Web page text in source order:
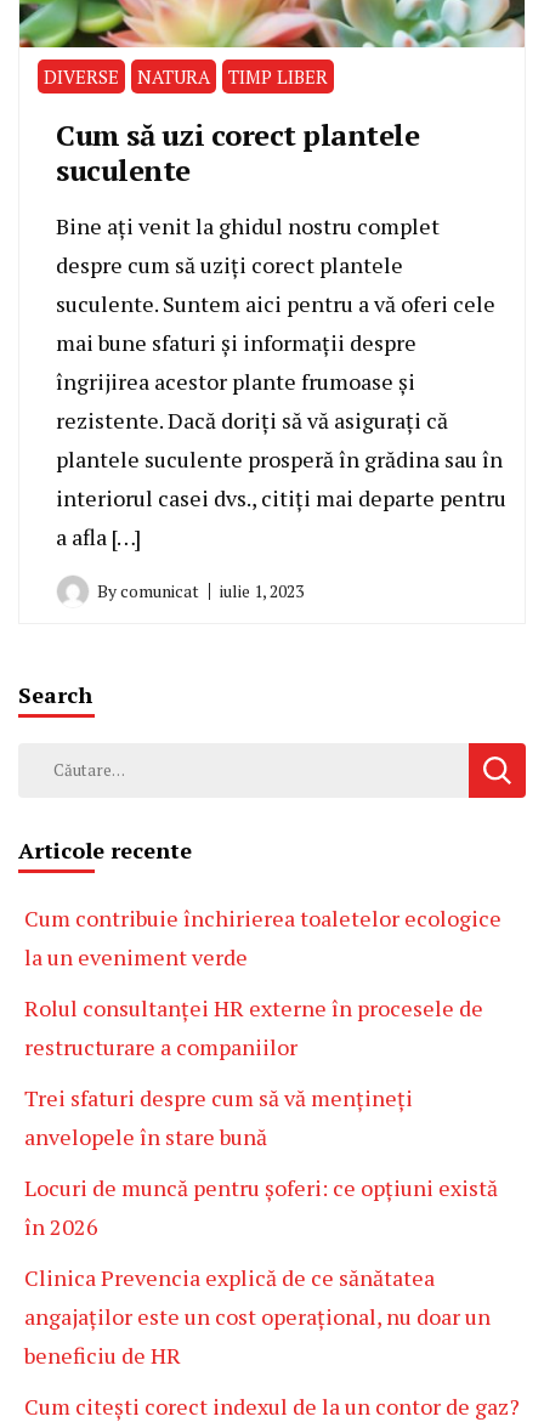
DIVERSE NATURA TIMP LIBER
Cum să uzi corect plantele
suculente
Bine ați venit la ghidul nostru complet
despre cum să uziți corect plantele
suculente. Suntem aici pentru a vă oferi cele
mai bune sfaturi și informații despre
îngrijirea acestor plante frumoase și
rezistente. Dacă doriți să vă asigurați că
plantele suculente prosperă în grădina sau în
interiorul casei dvs., citiți mai departe pentru
a afla […]
Bycomunicat iulie 1, 2023
Search
Caută
Articole recente
Cum contribuie închirierea toaletelor ecologice
la un eveniment verde
Rolul consultanței HR externe în procesele de
restructurare a companiilor
Trei sfaturi despre cum să vă mențineți
anvelopele în stare bună
Locuri de muncă pentru șoferi: ce opțiuni există
în 2026
Clinica Prevencia explică de ce sănătatea
angajaților este un cost operațional, nu doar un
beneficiu de HR
Cum citești corect indexul de la un contor de gaz?